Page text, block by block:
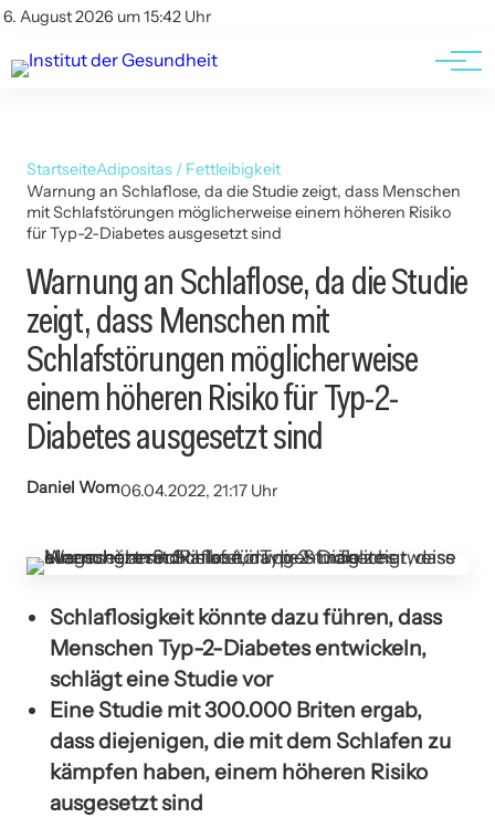
6. August 2026 um 15:42 Uhr
Kontakt
Kontakt
AGBs
StartseiteAdipositas / Fettleibigkeit
Warnung an Schlaflose, da die Studie zeigt, dass Menschen
mit Schlafstörungen möglicherweise einem höheren Risiko
für Typ-2-Diabetes ausgesetzt sind
Warnung an Schlaflose, da die Studie
zeigt, dass Menschen mit
Schlafstörungen möglicherweise
einem höheren Risiko für Typ-2-
Diabetes ausgesetzt sind
Daniel Wom06.04.2022, 21:17 Uhr
Schlaflosigkeit könnte dazu führen, dass
Menschen Typ-2-Diabetes entwickeln,
schlägt eine Studie vor
Eine Studie mit 300.000 Briten ergab,
dass diejenigen, die mit dem Schlafen zu
kämpfen haben, einem höheren Risiko
ausgesetzt sind